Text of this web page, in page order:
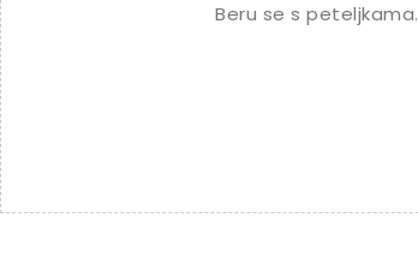
Beru se s peteljkama.